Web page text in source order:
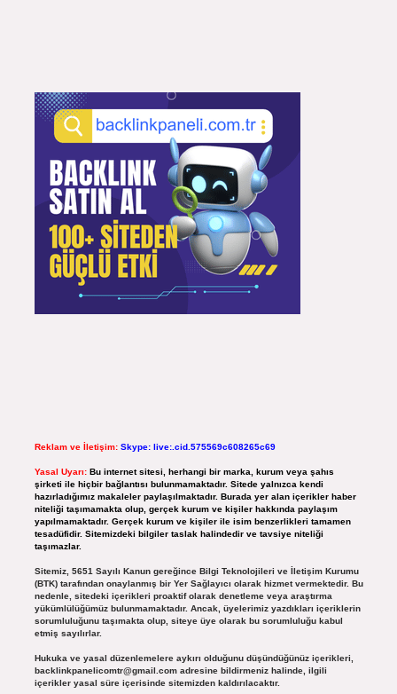
Reklam ve İletişim: Skype: live:.cid.575569c608265c69
Yasal Uyarı: Bu internet sitesi, herhangi bir marka, kurum veya şahıs
şirketi ile hiçbir bağlantısı bulunmamaktadır. Sitede yalnızca kendi
hazırladığımız makaleler paylaşılmaktadır. Burada yer alan içerikler haber
niteliği taşımamakta olup, gerçek kurum ve kişiler hakkında paylaşım
yapılmamaktadır. Gerçek kurum ve kişiler ile isim benzerlikleri tamamen
tesadüfidir. Sitemizdeki bilgiler taslak halindedir ve tavsiye niteliği
taşımazlar.
Sitemiz, 5651 Sayılı Kanun gereğince Bilgi Teknolojileri ve İletişim Kurumu
(BTK) tarafından onaylanmış bir Yer Sağlayıcı olarak hizmet vermektedir. Bu
nedenle, sitedeki içerikleri proaktif olarak denetleme veya araştırma
yükümlülüğümüz bulunmamaktadır. Ancak, üyelerimiz yazdıkları içeriklerin
sorumluluğunu taşımakta olup, siteye üye olarak bu sorumluluğu kabul
etmiş sayılırlar.
Hukuka ve yasal düzenlemelere aykırı olduğunu düşündüğünüz içerikleri,
backlinkpanelicomtr@gmail.comadresine bildirmeniz halinde, ilgili
içerikler yasal süre içerisinde sitemizden kaldırılacaktır.